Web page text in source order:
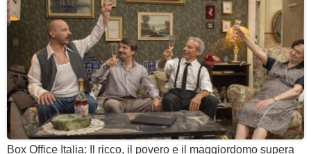
Box Office Italia: Il ricco, il povero e il maggiordomo supera